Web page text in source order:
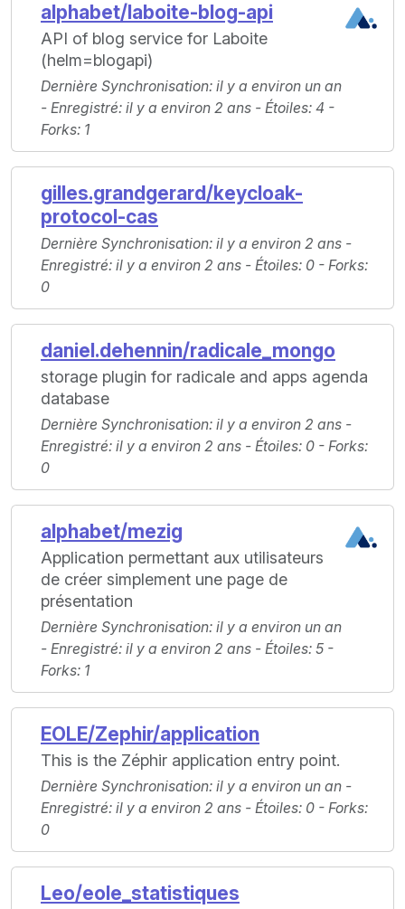
alphabet/laboite-blog-api
API of blog service for Laboite
(helm=blogapi)
Dernière Synchronisation: il y a environ un an
- Enregistré: il y a environ 2 ans - Étoiles: 4 -
Forks: 1
gilles.grandgerard/keycloak-
protocol-cas
Dernière Synchronisation: il y a environ 2 ans -
Enregistré: il y a environ 2 ans - Étoiles: 0 - Forks:
0
daniel.dehennin/radicale_mongo
storage plugin for radicale and apps agenda
database
Dernière Synchronisation: il y a environ 2 ans -
Enregistré: il y a environ 2 ans - Étoiles: 0 - Forks:
0
alphabet/mezig
Application permettant aux utilisateurs
de créer simplement une page de
présentation
Dernière Synchronisation: il y a environ un an
- Enregistré: il y a environ 2 ans - Étoiles: 5 -
Forks: 1
EOLE/Zephir/application
This is the Zéphir application entry point.
Dernière Synchronisation: il y a environ un an -
Enregistré: il y a environ 2 ans - Étoiles: 0 - Forks:
0
Leo/eole_statistiques